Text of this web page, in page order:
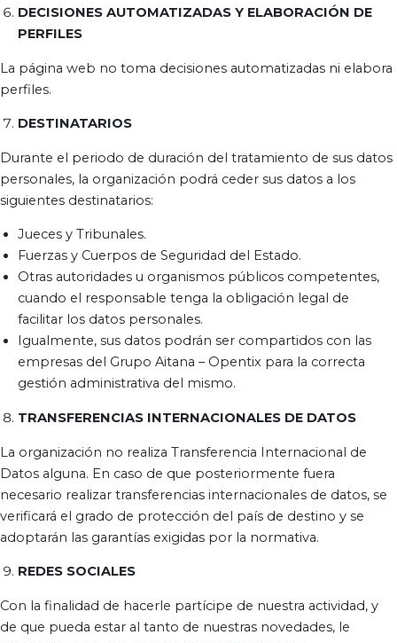
DECISIONES AUTOMATIZADAS Y ELABORACIÓN DE
PERFILES
La página web no toma decisiones automatizadas ni elabora
perfiles.
DESTINATARIOS
Durante el periodo de duración del tratamiento de sus datos
personales, la organización podrá ceder sus datos a los
siguientes destinatarios:
Jueces y Tribunales.
Fuerzas y Cuerpos de Seguridad del Estado.
Otras autoridades u organismos públicos competentes,
cuando el responsable tenga la obligación legal de
facilitar los datos personales.
Igualmente, sus datos podrán ser compartidos con las
empresas del Grupo Aitana – Opentix para la correcta
gestión administrativa del mismo.
TRANSFERENCIAS INTERNACIONALES DE DATOS
La organización no realiza Transferencia Internacional de
Datos alguna. En caso de que posteriormente fuera
necesario realizar transferencias internacionales de datos, se
verificará el grado de protección del país de destino y se
adoptarán las garantías exigidas por la normativa.
REDES SOCIALES
Con la finalidad de hacerle partícipe de nuestra actividad, y
de que pueda estar al tanto de nuestras novedades, le